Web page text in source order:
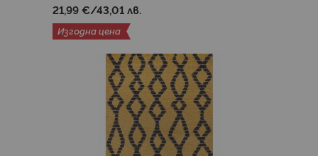
21,99 €/43,01 лв.
Изгодна цена